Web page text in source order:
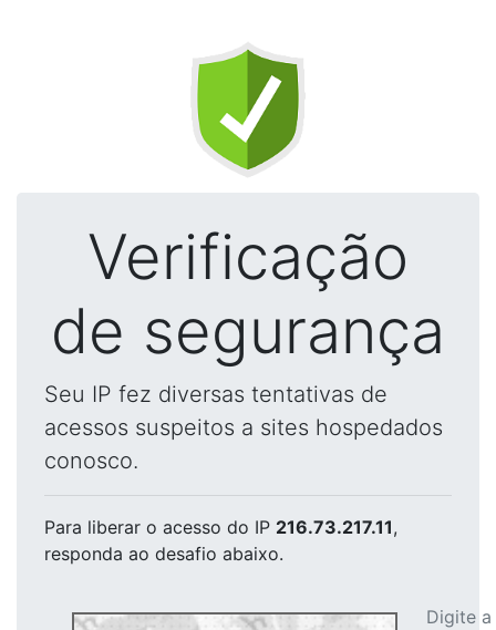
Verificação
de segurança
Seu IP fez diversas tentativas de
acessos suspeitos a sites hospedados
conosco.
Para liberar o acesso do IP 216.73.217.11,
responda ao desafio abaixo.
Digite